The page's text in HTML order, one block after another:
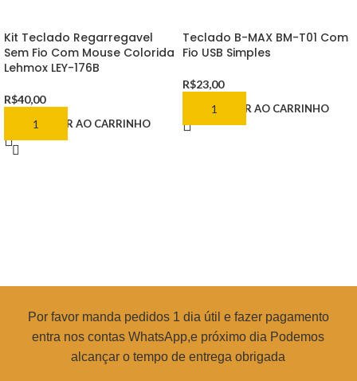
Kit Teclado Regarregavel
Sem Fio Com Mouse Colorida
Lehmox LEY-176B
R$40,00
ADICIONAR AO CARRINHO
Teclado B-MAX BM-T01 Com
Fio USB Simples
R$23,00
ADICIONAR AO CARRINHO
Por favor manda pedidos 1 dia útil e fazer pagamento
entra nos contas WhatsApp,e próximo dia Podemos
alcançar o tempo de entrega obrigada